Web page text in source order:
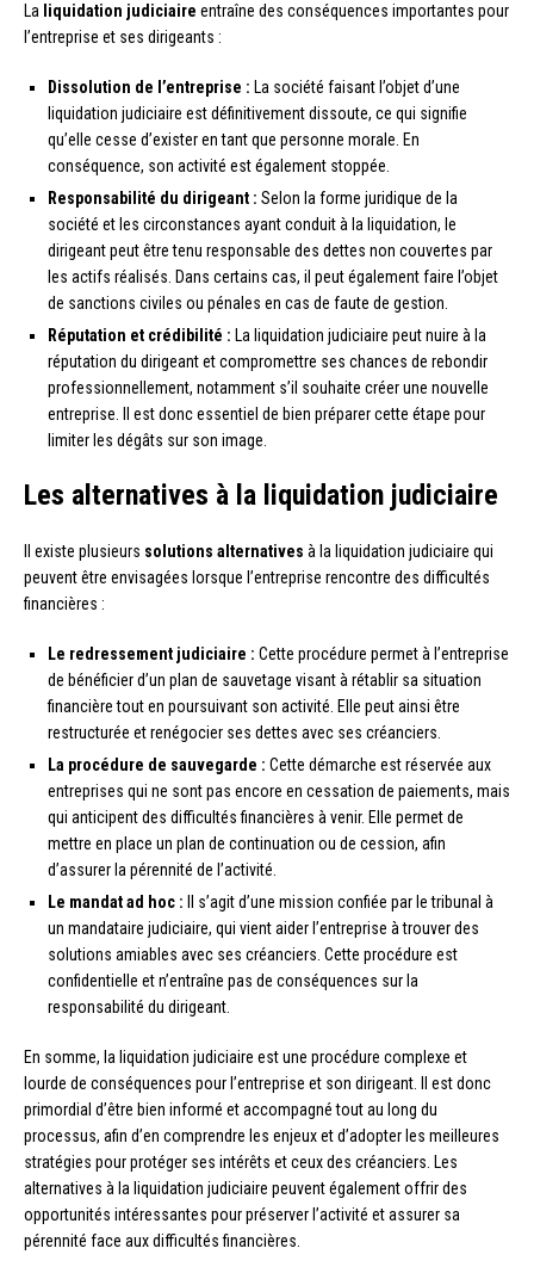
La liquidation judiciaire entraîne des conséquences importantes pour
l’entreprise et ses dirigeants :
Dissolution de l’entreprise : La société faisant l’objet d’une
liquidation judiciaire est définitivement dissoute, ce qui signifie
qu’elle cesse d’exister en tant que personne morale. En
conséquence, son activité est également stoppée.
Responsabilité du dirigeant : Selon la forme juridique de la
société et les circonstances ayant conduit à la liquidation, le
dirigeant peut être tenu responsable des dettes non couvertes par
les actifs réalisés. Dans certains cas, il peut également faire l’objet
de sanctions civiles ou pénales en cas de faute de gestion.
Réputation et crédibilité : La liquidation judiciaire peut nuire à la
réputation du dirigeant et compromettre ses chances de rebondir
professionnellement, notamment s’il souhaite créer une nouvelle
entreprise. Il est donc essentiel de bien préparer cette étape pour
limiter les dégâts sur son image.
Les alternatives à la liquidation judiciaire
Il existe plusieurs solutions alternatives à la liquidation judiciaire qui
peuvent être envisagées lorsque l’entreprise rencontre des difficultés
financières :
Le redressement judiciaire : Cette procédure permet à l’entreprise
de bénéficier d’un plan de sauvetage visant à rétablir sa situation
financière tout en poursuivant son activité. Elle peut ainsi être
restructurée et renégocier ses dettes avec ses créanciers.
La procédure de sauvegarde : Cette démarche est réservée aux
entreprises qui ne sont pas encore en cessation de paiements, mais
qui anticipent des difficultés financières à venir. Elle permet de
mettre en place un plan de continuation ou de cession, afin
d’assurer la pérennité de l’activité.
Le mandat ad hoc : Il s’agit d’une mission confiée par le tribunal à
un mandataire judiciaire, qui vient aider l’entreprise à trouver des
solutions amiables avec ses créanciers. Cette procédure est
confidentielle et n’entraîne pas de conséquences sur la
responsabilité du dirigeant.
En somme, la liquidation judiciaire est une procédure complexe et
lourde de conséquences pour l’entreprise et son dirigeant. Il est donc
primordial d’être bien informé et accompagné tout au long du
processus, afin d’en comprendre les enjeux et d’adopter les meilleures
stratégies pour protéger ses intérêts et ceux des créanciers. Les
alternatives à la liquidation judiciaire peuvent également offrir des
opportunités intéressantes pour préserver l’activité et assurer sa
pérennité face aux difficultés financières.